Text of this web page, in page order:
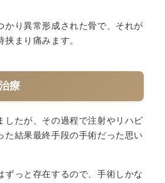
かり異常形成された骨で、それが
まり痛みます。
療
したが、その過程で注射やリハビ
た結果最終手段の手術だった思い
ずっと存在するので、手術しかな